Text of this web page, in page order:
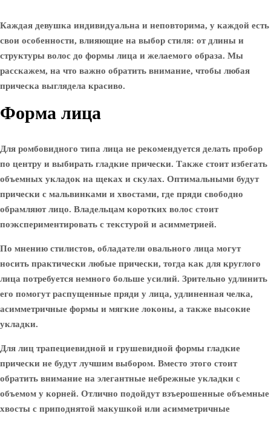
Каждая девушка индивидуальна и неповторима, у каждой есть
свои особенности, влияющие на выбор стиля: от длины и
структуры волос до формы лица и желаемого образа. Мы
расскажем, на что важно обратить внимание, чтобы любая
прическа выглядела красиво.
Форма лица
Для ромбовидного типа лица не рекомендуется делать пробор
по центру и выбирать гладкие прически. Также стоит избегать
объемных укладок на щеках и скулах. Оптимальными будут
прически с мальвинками и хвостами, где пряди свободно
обрамляют лицо. Владельцам коротких волос стоит
поэкспериментировать с текстурой и асимметрией.
По мнению стилистов, обладатели овального лица могут
носить практически любые прически, тогда как для круглого
лица потребуется немного больше усилий. Зрительно удлинить
его помогут распущенные пряди у лица, удлиненная челка,
асимметричные формы и мягкие локоны, а также высокие
укладки.
Для лиц трапециевидной и грушевидной формы гладкие
прически не будут лучшим выбором. Вместо этого стоит
обратить внимание на элегантные небрежные укладки с
объемом у корней. Отлично подойдут взъерошенные объемные
хвосты с приподнятой макушкой или асимметричные